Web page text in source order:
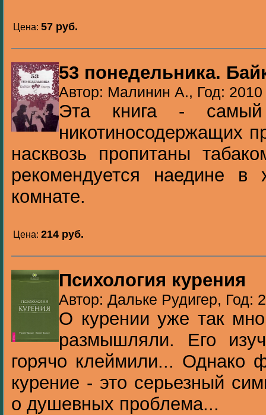
Цена: 57 pуб.
53 понедельника.
Автор: Малинин А., Год: 2010
Эта книга -
никотиносодержащих
насквозь пропитаны
рекомендуется наедине в
комнате.
Цена: 214 pуб.
Психология курения
Автор: Дальке Рудигер, Год:
О курении уже так
размышляли. Его
горячо клеймили... Однако
курение - это серьезный
о душевных проблема...